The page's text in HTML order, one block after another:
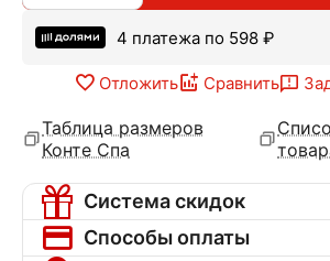
4 платежа по 598 ₽
Отложить Сравнить
Таблица размеров
Конте Спа
Система скидок
Способы оплаты